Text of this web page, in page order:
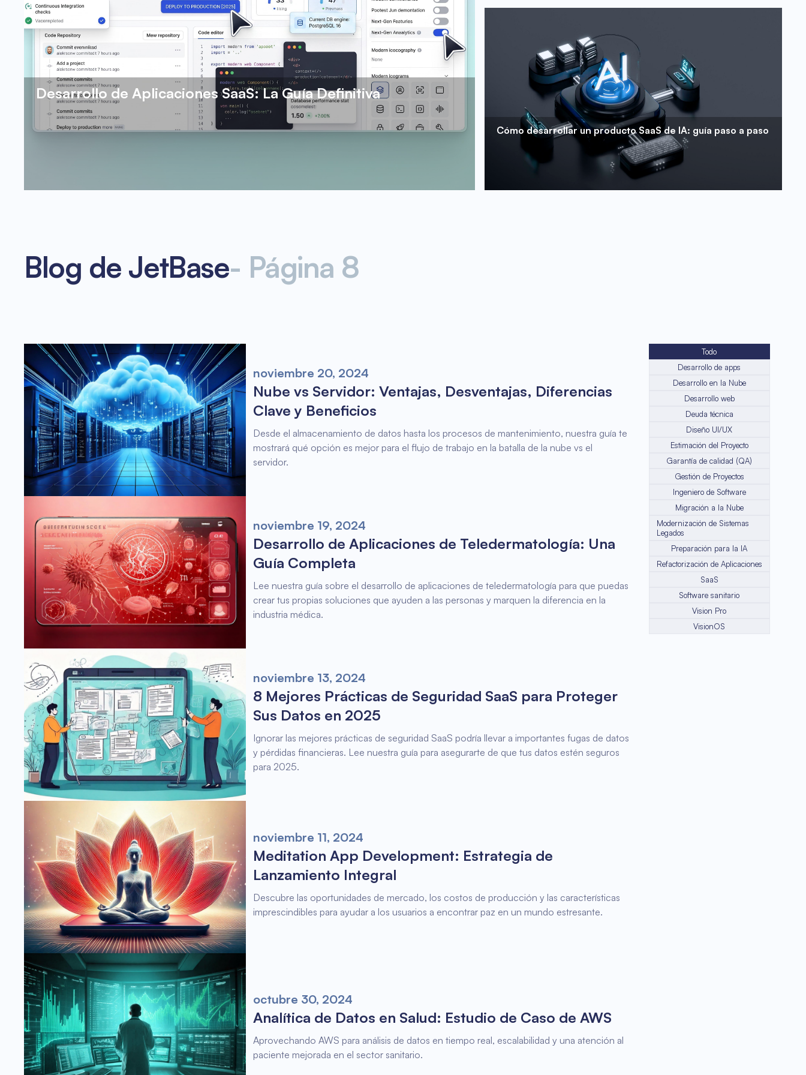
Desarrollo de Aplicaciones SaaS: La Guía Definitiva
Cómo desarrollar un producto SaaS de IA: guía paso a paso
Blog de JetBase- Página 8
noviembre 20, 2024
Nube vs Servidor: Ventajas, Desventajas, Diferencias
Clave y Beneficios
Desde el almacenamiento de datos hasta los procesos de mantenimiento, nuestra guía te
mostrará qué opción es mejor para el flujo de trabajo en la batalla de la nube vs el
servidor.
noviembre 19, 2024
Desarrollo de Aplicaciones de Teledermatología: Una
Guía Completa
Lee nuestra guía sobre el desarrollo de aplicaciones de teledermatología para que puedas
crear tus propias soluciones que ayuden a las personas y marquen la diferencia en la
industria médica.
noviembre 13, 2024
8 Mejores Prácticas de Seguridad SaaS para Proteger
Sus Datos en 2025
Ignorar las mejores prácticas de seguridad SaaS podría llevar a importantes fugas de datos
y pérdidas financieras. Lee nuestra guía para asegurarte de que tus datos estén seguros
para 2025.
noviembre 11, 2024
Meditation App Development: Estrategia de
Lanzamiento Integral
Descubre las oportunidades de mercado, los costos de producción y las características
imprescindibles para ayudar a los usuarios a encontrar paz en un mundo estresante.
octubre 30, 2024
Analítica de Datos en Salud: Estudio de Caso de AWS
Aprovechando AWS para análisis de datos en tiempo real, escalabilidad y una atención al
paciente mejorada en el sector sanitario.
Todo
Desarrollo de apps
Desarrollo en la Nube
Desarrollo web
Deuda técnica
Diseño UI/UX
Estimación del Proyecto
Garantía de calidad (QA)
Gestión de Proyectos
Ingeniero de Software
Migración a la Nube
Modernización de Sistemas
Legados
Preparación para la IA
Refactorización de Aplicaciones
SaaS
Software sanitario
Vision Pro
VisionOS